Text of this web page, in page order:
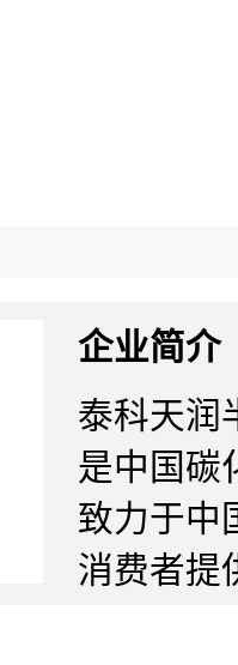
企业简介
泰科天润
是中国碳
致力于中
消费者提